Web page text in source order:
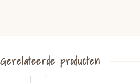
Gerelateerde producten